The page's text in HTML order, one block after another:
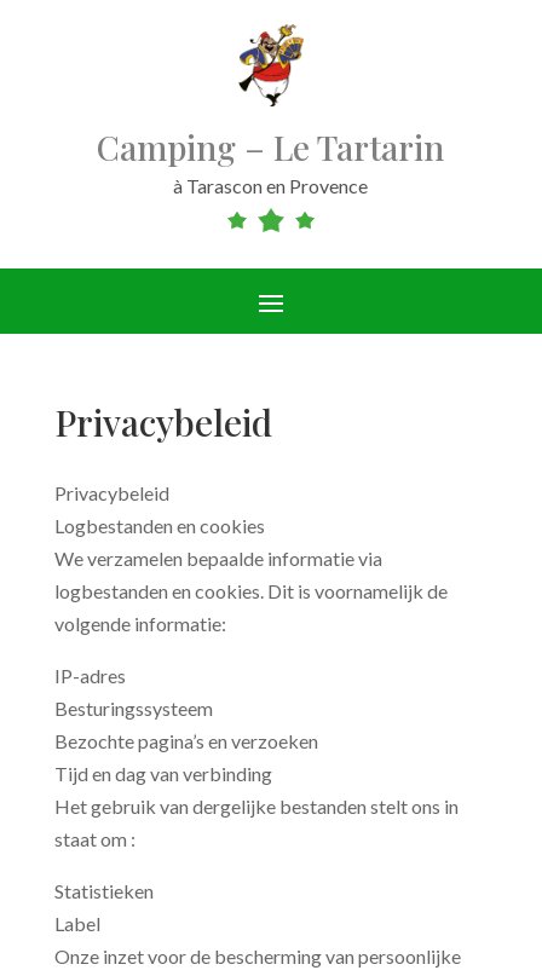
Camping – Le Tartarin
à Tarascon en Provence
Privacybeleid
Privacybeleid
Logbestanden en cookies
We verzamelen bepaalde informatie via
logbestanden en cookies. Dit is voornamelijk de
volgende informatie:
IP-adres
Besturingssysteem
Bezochte pagina’s en verzoeken
Tijd en dag van verbinding
Het gebruik van dergelijke bestanden stelt ons in
staat om :
Statistieken
Label
Onze inzet voor de bescherming van persoonlijke